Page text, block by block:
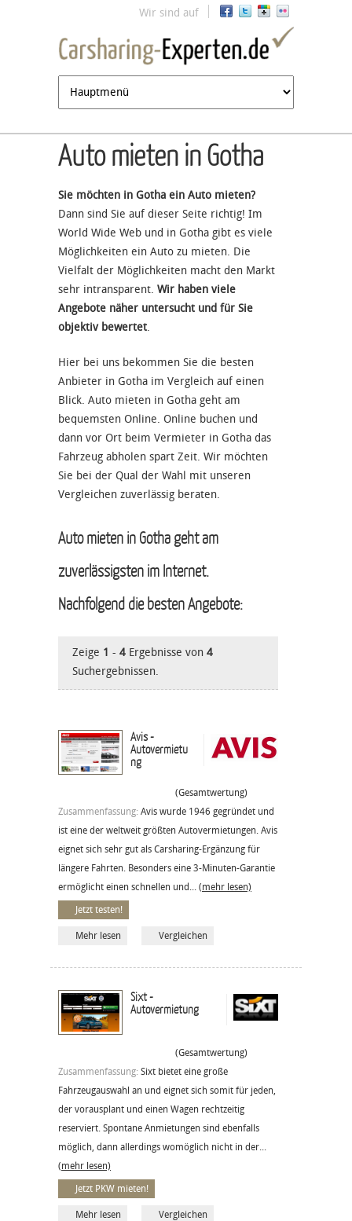
Jump to navigation
Wir sind auf
Auto mieten in Gotha
Sie möchten in Gotha ein Auto mieten?
Dann sind Sie auf dieser Seite richtig! Im
World Wide Web und in Gotha gibt es viele
Möglichkeiten ein Auto zu mieten. Die
Vielfalt der Möglichkeiten macht den Markt
sehr intransparent. Wir haben viele
Angebote näher untersucht und für Sie
objektiv bewertet.
Hier bei uns bekommen Sie die besten
Anbieter in Gotha im Vergleich auf einen
Blick. Auto mieten in Gotha geht am
bequemsten Online. Online buchen und
dann vor Ort beim Vermieter in Gotha das
Fahrzeug abholen spart Zeit. Wir möchten
Sie bei der Qual der Wahl mit unseren
Vergleichen zuverlässig beraten.
Auto mieten in Gotha geht am
zuverlässigsten im Internet.
Nachfolgend die besten Angebote:
Zeige 1 - 4 Ergebnisse von 4
Suchergebnissen.
Avis -
Autovermietu
ng
(Gesamtwertung)
Zusammenfassung: Avis wurde 1946 gegründet und
ist eine der weltweit größten Autovermietungen. Avis
eignet sich sehr gut als Carsharing-Ergänzung für
längere Fahrten. Besonders eine 3-Minuten-Garantie
ermöglicht einen schnellen und... (mehr lesen)
Jetzt testen!
Mehr lesen Vergleichen
Sixt -
Autovermietung
(Gesamtwertung)
Zusammenfassung: Sixt bietet eine große
Fahrzeugauswahl an und eignet sich somit für jeden,
der vorausplant und einen Wagen rechtzeitig
reserviert. Spontane Anmietungen sind ebenfalls
möglich, dann allerdings womöglich nicht in der...
(mehr lesen)
Jetzt PKW mieten!
Mehr lesen Vergleichen